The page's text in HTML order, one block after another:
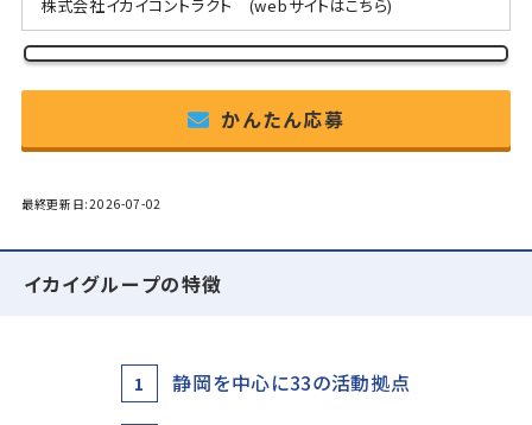
株式会社イカイコントラクト (webサイトはこちら)
かんたん応募
最終更新日:2026-07-02
イカイグループの特徴
1 静岡を中心に33の活動拠点